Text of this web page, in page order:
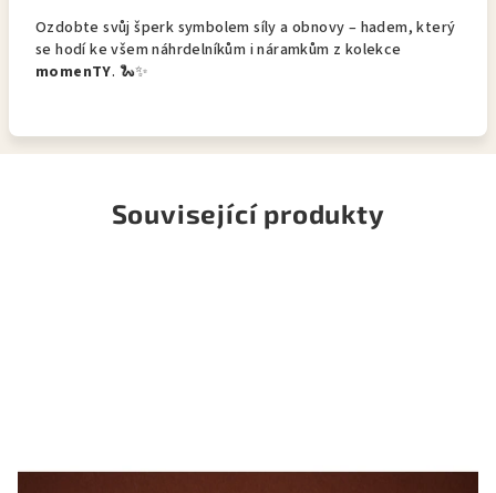
Ozdobte svůj šperk symbolem síly a obnovy – hadem, který
se hodí ke všem náhrdelníkům i náramkům z kolekce
momenTY. 🐍✨
Související produkty